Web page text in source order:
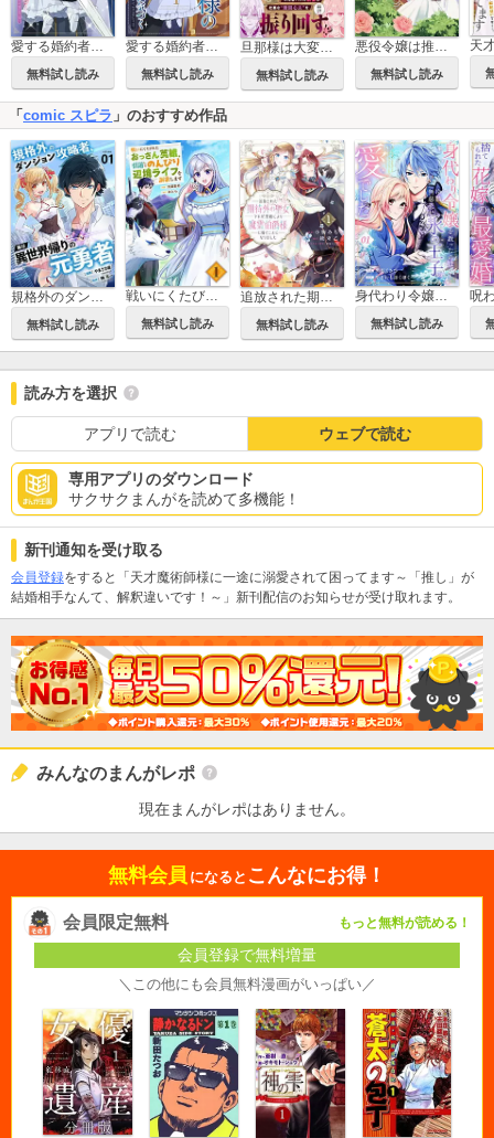
愛する婚約者に殺された公爵令嬢、死に戻りして光の公爵様（お父様）の溺愛に気づく ～今度こそ、生きて幸せになります！～
無料試し読み
愛する婚約者に殺された公爵令嬢、死に戻りして光の公爵様（お父様）の溺愛に気づく ～今度こそ、生きて幸せになります！～【分冊版】
無料試し読み 無料試し読み
悪役令嬢は推しカプのために婚約破棄をご所望です
無料試し読み
「comic スピラ 」のおすすめ作品
無料試し読み
戦いにくたびれたおっさん英雄、引退してのんびり辺境ライフを謳歌します【電子単行本版】
無料試し読み
追放された期待外れ聖女ですが、聖婚により魔霊伯爵様に嫁ぐことになりました【単行本版】
無料試し読み
身代わり令嬢を救ったのは冷酷無慈悲な氷の王子の愛でした
無料試し読み
読み方を選択
アプリで読む ウェブで読む
専用アプリのダウンロード
サクサクまんがを読めて多機能！
新刊通知を受け取る
会員登録をすると「天才魔術師様に一途に溺愛されて困ってます～「推し」が
結婚相手なんて、解釈違いです！～」新刊配信のお知らせが受け取れます。
みんなのまんがレポ
現在まんがレポはありません。
無料会員 になると こんなにお得！
会員限定無料 もっと無料が読める！
会員登録で無料増量
＼この他にも会員無料漫画がいっぱい／